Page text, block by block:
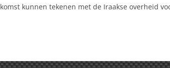
kunnen tekenen met de Iraakse overheid